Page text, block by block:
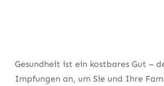
Gesundheit ist ein kostbares Gut –
Impfungen an, um Sie und Ihre